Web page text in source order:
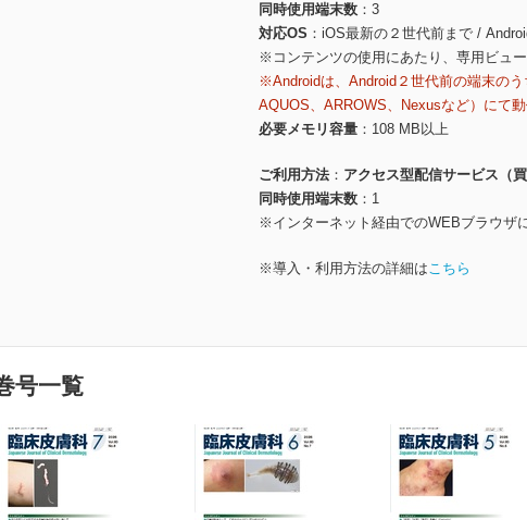
同時使用端末数
3
対応OS
iOS最新の２世代前まで /
※コンテンツの使用にあたり、専用ビュ
※Androidは、Android２世代前の端末の
AQUOS、ARROWS、Nexusなど）にて
必要メモリ容量
108 MB以上
ご利用方法
アクセス型配信サービス（買
同時使用端末数
1
※インターネット経由でのWEBブラウザ
※導入・利用方法の詳細はこちら
号一覧